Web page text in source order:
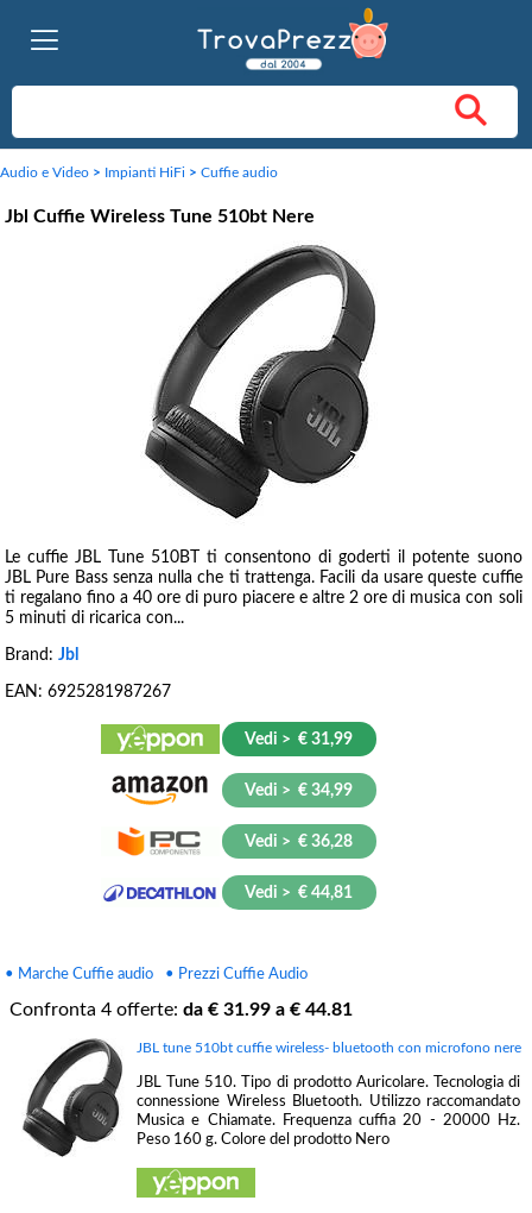
Audio e Video > Impianti HiFi > Cuffie audio
Jbl Cuffie Wireless Tune 510bt Nere
Le cuffie JBL Tune 510BT ti consentono di goderti il potente suono
JBL Pure Bass senza nulla che ti trattenga. Facili da usare queste cuffie
ti regalano fino a 40 ore di puro piacere e altre 2 ore di musica con soli
5 minuti di ricarica con...
Brand: Jbl
EAN: 6925281987267
Vedi > € 31,99
Vedi > € 34,99
Vedi > € 36,28
Vedi > € 44,81
• Marche Cuffie audio • Prezzi Cuffie Audio
Confronta 4 offerte: da € 31.99 a € 44.81
JBL tune 510bt cuffie wireless- bluetooth con microfono nere
JBL Tune 510. Tipo di prodotto Auricolare. Tecnologia di
connessione Wireless Bluetooth. Utilizzo raccomandato
Musica e Chiamate. Frequenza cuffia 20 - 20000 Hz.
Peso 160 g. Colore del prodotto Nero